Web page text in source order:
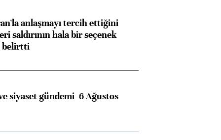
anlaşmayı tercih ettiğini
saldırının hala bir seçenek
belirtti
siyaset gündemi- 6 Ağustos